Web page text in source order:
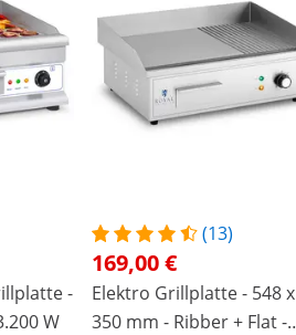
-
W
(13)
169,00 €
Elektro Grillplatte - 548 x
350 mm - Ribber + Flat -